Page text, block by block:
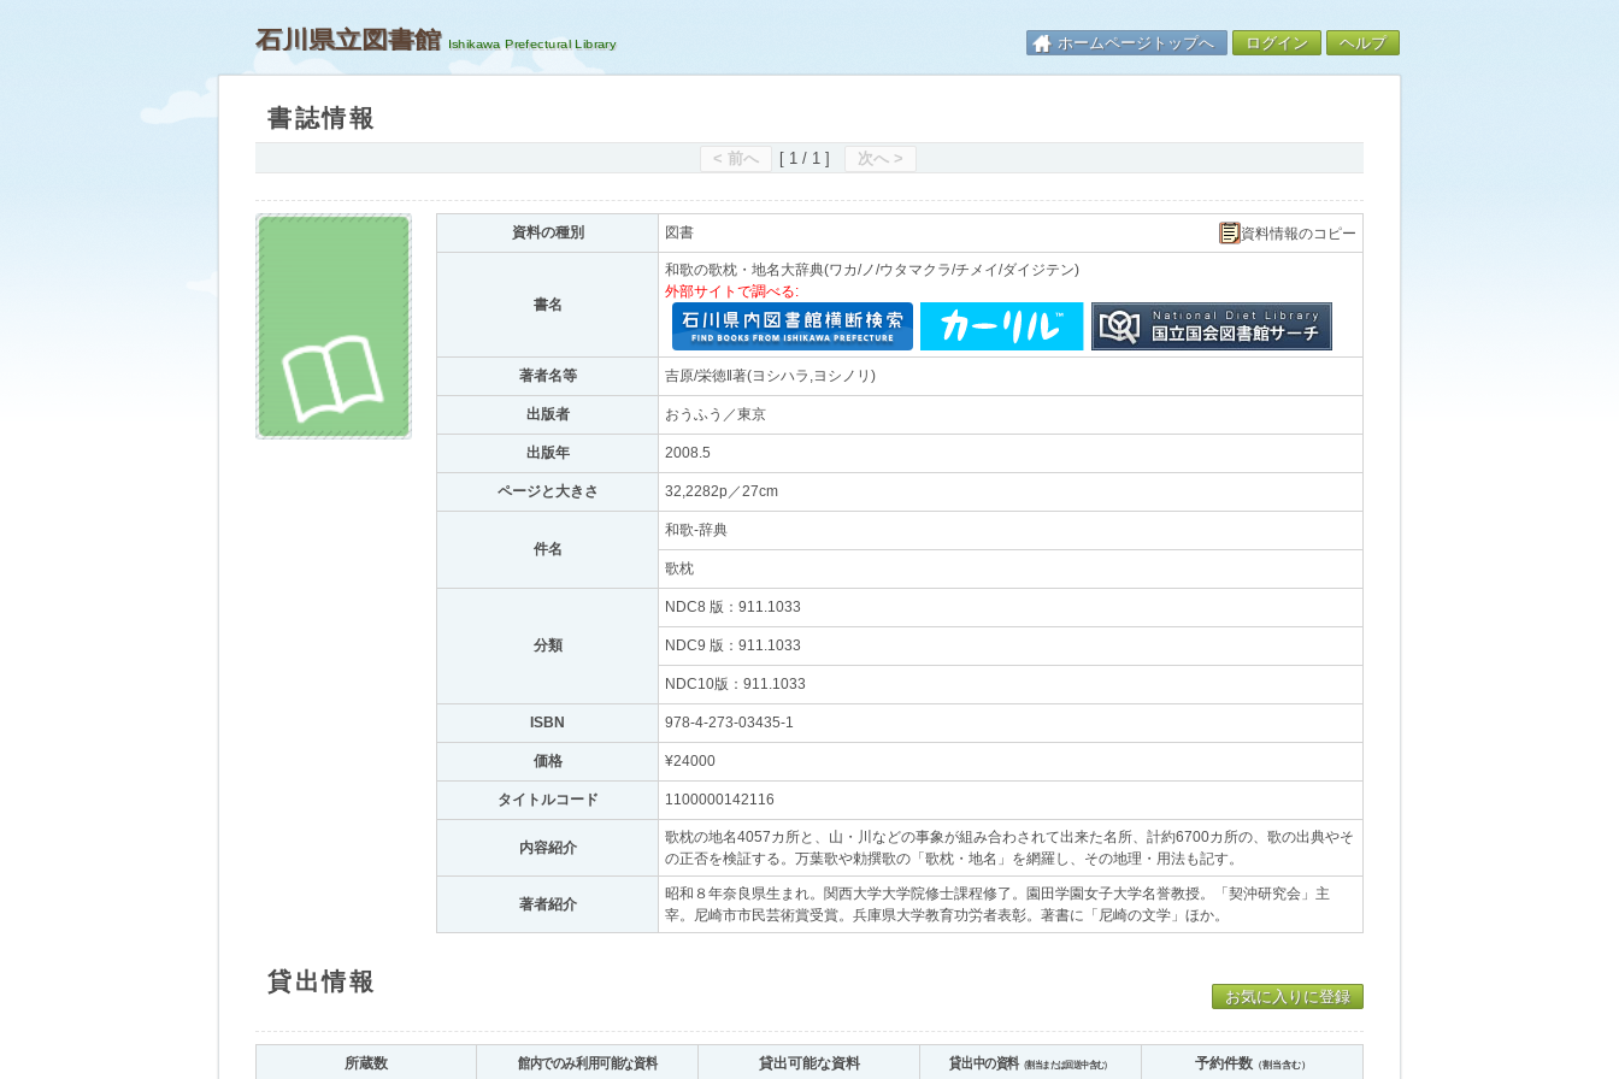
石川県立図書館 ホームページトップへ ログイン ヘルプ
書誌情報
< 前へ [ 1 / 1 ] 次へ >
資料の種別 図書 資料情報のコピー
書名
和歌の歌枕・地名大辞典(ワカ/ノ/ウタマクラ/チメイ/ダイジテン)
外部サイトで調べる:
著者名等 吉原/栄徳‖著(ヨシハラ,ヨシノリ)
出版者 おうふう／東京
出版年 2008.5
ページと大きさ 32,2282p／27cm
件名
和歌-辞典
歌枕
分類
NDC8 版：911.1033
NDC9 版：911.1033
NDC10版：911.1033
ISBN 978-4-273-03435-1
価格 ¥24000
タイトルコード 1100000142116
内容紹介
歌枕の地名4057カ所と、山・川などの事象が組み合わされて出来た名所、計約6700カ所の、歌の出典やそ
の正否を検証する。万葉歌や勅撰歌の「歌枕・地名」を網羅し、その地理・用法も記す。
著者紹介
昭和８年奈良県生まれ。関西大学大学院修士課程修了。園田学園女子大学名誉教授。「契沖研究会」主
宰。尼崎市市民芸術賞受賞。兵庫県大学教育功労者表彰。著書に「尼崎の文学」ほか。
貸出情報
お気に入りに登録
所蔵数 館内でのみ利用可能な資料 貸出可能な資料 貸出中の資料（割当または回送中含む） 予約件数（割当含む）